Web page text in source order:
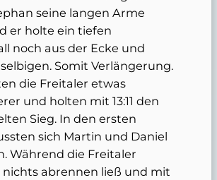
seine langen Arme
er holte ein tiefen
noch aus der Ecke und
Somit Verlängerung.
die Freitaler etwas
und holten mit 13:11 den
Sieg. In den ersten
sich Martin und Daniel
Während die Freitaler
nichts abrennen ließ und mit